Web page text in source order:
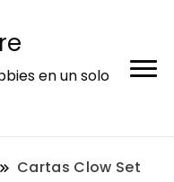
en un solo
Cartas Clow Set